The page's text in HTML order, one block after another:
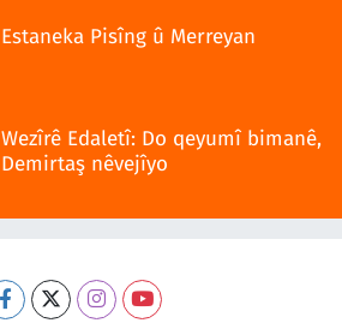
Estaneka Pisîng û Merreyan
Wezîrê Edaletî: Do qeyumî bimanê,
Demirtaş nêvejîyo